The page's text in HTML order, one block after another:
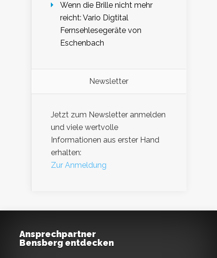
Wenn die Brille nicht mehr
reicht: Vario Digtital
Fernsehlesegeräte von
Eschenbach
Newsletter
Jetzt zum Newsletter anmelden
und viele wertvolle
Informationen aus erster Hand
erhalten:
Zur Anmeldung
Ansprechpartner
Bensberg entdecken